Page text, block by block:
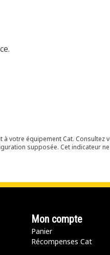
votre équipement Cat. Consultez
supposée. Cet indicateur
Mon compte
Panier
Récompenses Cat